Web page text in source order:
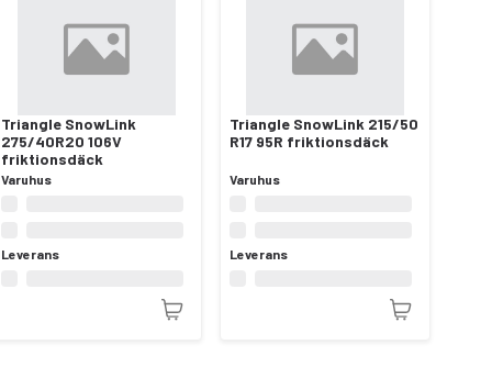
Triangle SnowLink
275/40R20 106V
friktionsdäck
Varuhus
Leverans
Triangle SnowLink 215/50
R17 95R friktionsdäck
Varuhus
Leverans